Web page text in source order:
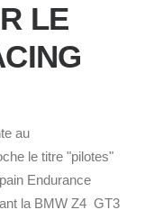
LE
au
le titre "pilotes"
Endurance
la BMW Z4 GT3